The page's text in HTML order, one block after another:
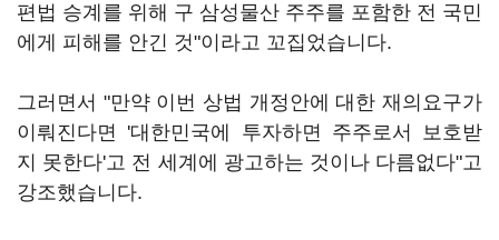
편법 승계를 위해 구 삼성물산 주주를 포함한 전 국민
에게 피해를 안긴 것"이라고 꼬집었습니다.
그러면서 "만약 이번 상법 개정안에 대한 재의요구가
이뤄진다면 '대한민국에 투자하면 주주로서 보호받
지 못한다'고 전 세계에 광고하는 것이나 다름없다"고
강조했습니다.